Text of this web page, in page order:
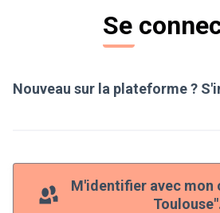
Se
Nouveau sur la plateforme ?
M'identifier avec mon